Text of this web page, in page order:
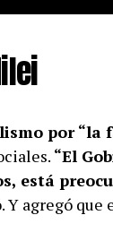
por “la
“El
está
Y agregó que